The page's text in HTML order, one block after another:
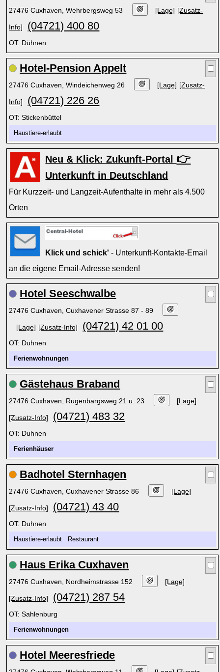
27476 Cuxhaven, Wehrbergsweg 53 [Lage] [Zusatz-
Info] (04721) 400 80
OT: Dühnen
Hotel-Pension Appelt
27476 Cuxhaven, Windeichenweg 26 [Lage] [Zusatz-
Info] (04721) 226 26
OT: Stickenbüttel
Haustiere-erlaubt
Neu & Klick: Zukunft-Portal 👉
Unterkunft in Deutschland
Für Kurzzeit- und Langzeit-Aufenthalte in mehr als 4.500
Orten
Klick und schick' - Unterkunft-Kontakte-Email
an die eigene Email-Adresse senden!
Hotel Seeschwalbe
27476 Cuxhaven, Cuxhavener Strasse 87 - 89
[Lage] [Zusatz-Info] (04721) 42 01 00
OT: Duhnen
Ferienwohnungen
Gästehaus Braband
27476 Cuxhaven, Rugenbargsweg 21 u. 23 [Lage]
[Zusatz-Info] (04721) 483 32
OT: Duhnen
Ferienhäuser
Badhotel Sternhagen
27476 Cuxhaven, Cuxhavener Strasse 86 [Lage]
[Zusatz-Info] (04721) 43 40
OT: Duhnen
Haustiere-erlaubt Restaurant
Haus Erika Cuxhaven
27476 Cuxhaven, Nordheimstrasse 152 [Lage]
[Zusatz-Info] (04721) 287 54
OT: Sahlenburg
Ferienwohnungen
Hotel Meeresfriede